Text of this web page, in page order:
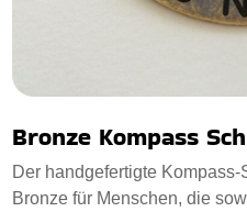
Bronze Kompass
Der handgefertigte
Bronze für Menschen, die